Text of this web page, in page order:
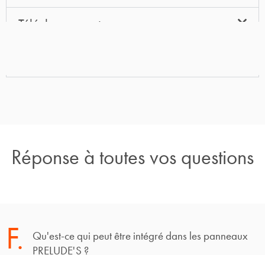
Téléchargements
Réponse à toutes vos questions
F.
Qu'est-ce qui peut être intégré dans les panneaux
PRELUDE'S ?